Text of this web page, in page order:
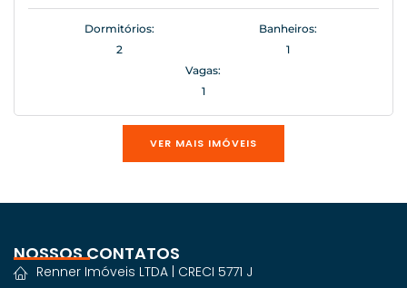
Dormitórios:
2
Banheiros:
1
Vagas:
1
VER MAIS IMÓVEIS
NOSSOS CONTATOS
Renner Imóveis LTDA | CRECI 5771 J